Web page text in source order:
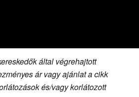
által végrehajtott
ár vagy ajánlat a cikk
és/vagy korlátozott